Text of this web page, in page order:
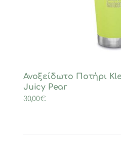
Ανοξείδωτο Ποτήρι
Juicy Pear
30,00€